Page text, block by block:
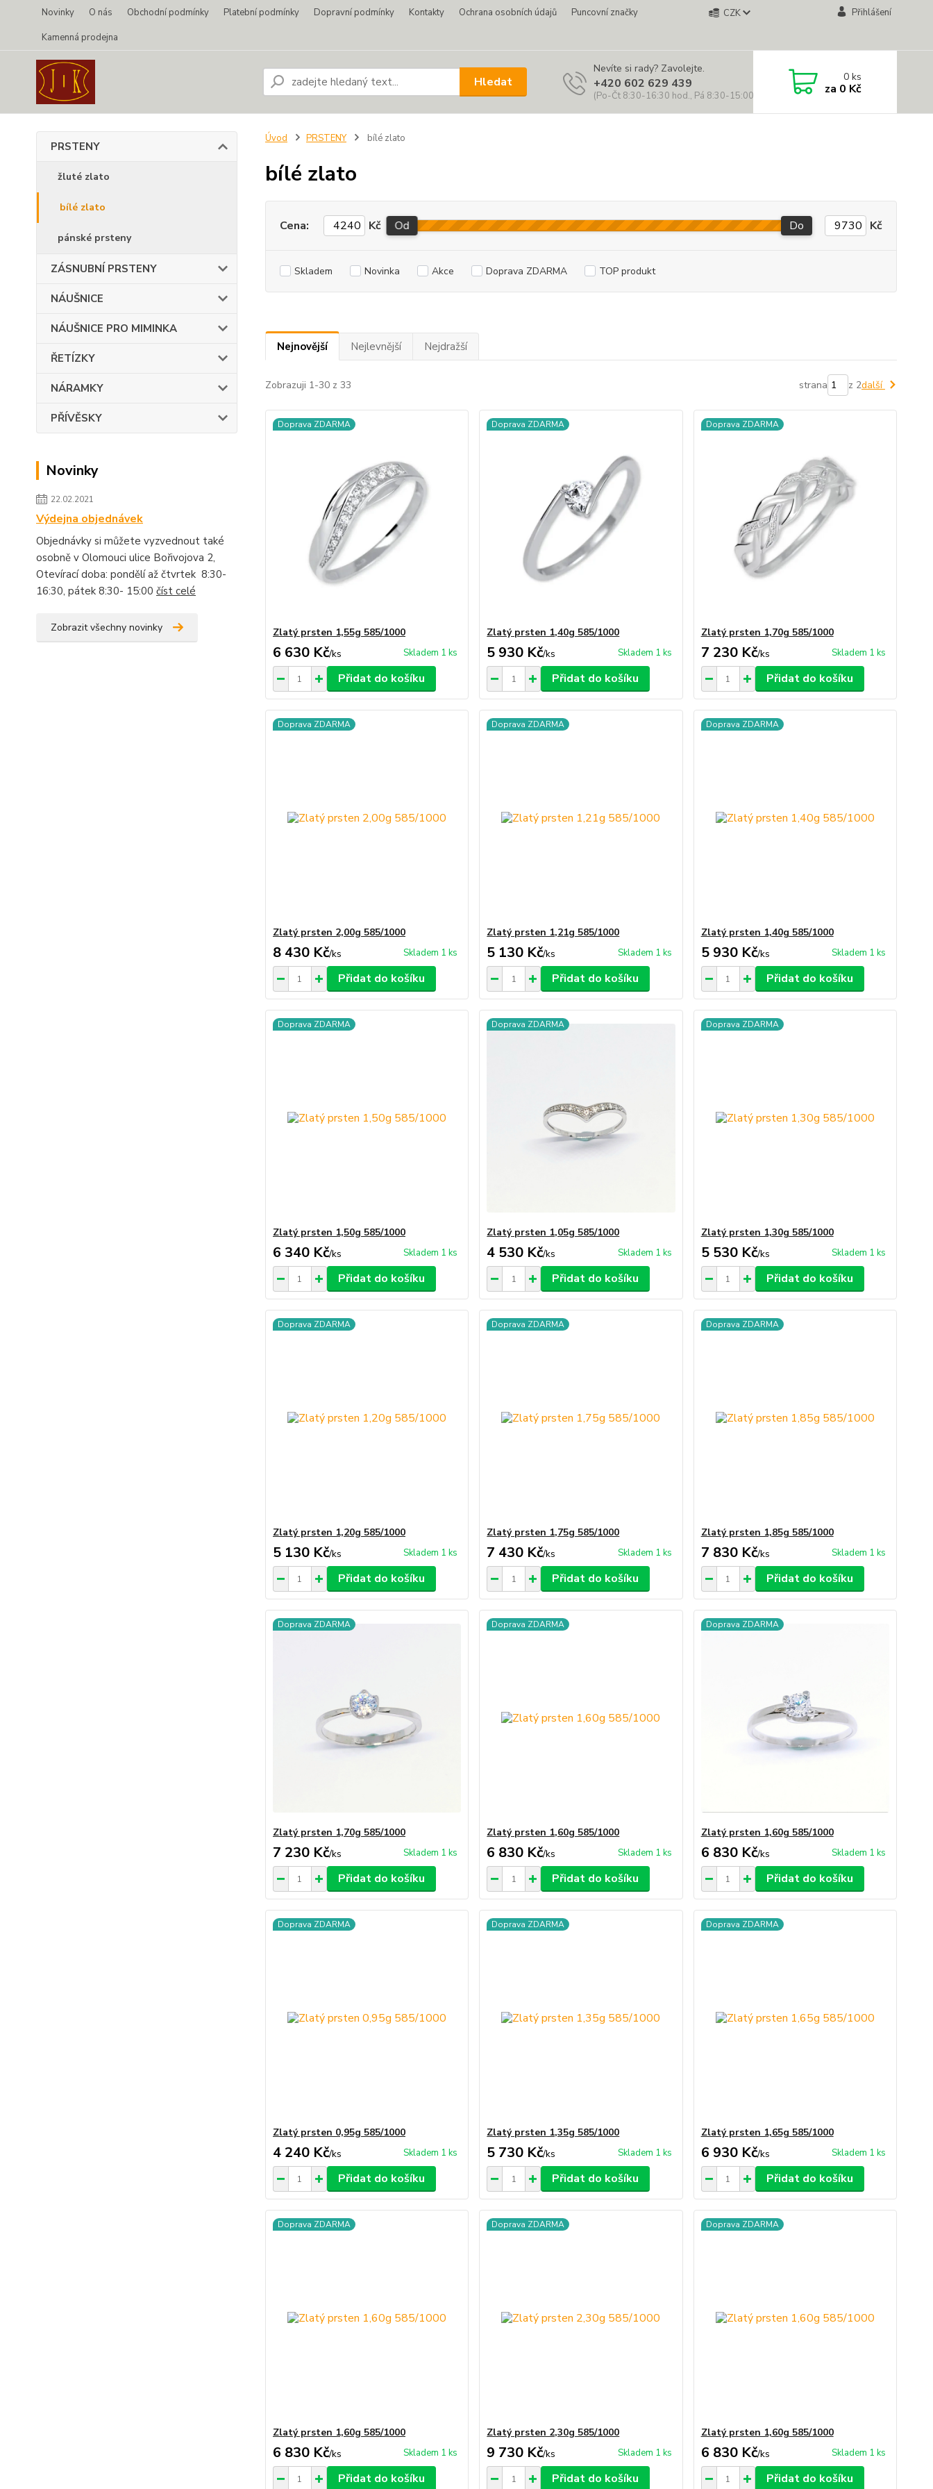
Novinky O nás Obchodní podmínky Platební podmínky Dopravní podmínky Kontakty Ochrana osobních údajů
Puncovní značky
Kamenná prodejna
CZK Přihlášení
Hledat
Nevíte si rady? Zavolejte.
+420 602 629 439
(Po-Čt 8:30-16:30 hod., Pá 8:30-15:00 hod.)
0ks
za 0 Kč
PRSTENY
žluté zlato
bílé zlato
pánské prsteny
ZÁSNUBNÍ PRSTENY
NÁUŠNICE
NÁUŠNICE PRO MIMINKA
ŘETÍZKY
NÁRAMKY
PŘÍVĚSKY
Novinky
22.02.2021
Výdejna objednávek
Objednávky si můžete vyzvednout také
osobně v Olomouci ulice Bořivojova 2,
Otevírací doba: pondělí až čtvrtek 8:30-
16:30, pátek 8:30- 15:00 číst celé
Zobrazit všechny novinky
Úvod PRSTENY bílé zlato
bílé zlato
Cena: Kč Od Do Kč
Skladem Novinka Akce Doprava ZDARMA TOP produkt
Nejnovější Nejlevnější Nejdražší
Zobrazuji 1-30 z 33 strana z 2další
Doprava ZDARMA
Zlatý prsten 1,55g 585/1000
6 630 Kč/ks Skladem 1 ks
Přidat do košíku
Doprava ZDARMA
Zlatý prsten 1,40g 585/1000
5 930 Kč/ks Skladem 1 ks
Přidat do košíku
Doprava ZDARMA
Zlatý prsten 1,70g 585/1000
7 230 Kč/ks Skladem 1 ks
Přidat do košíku
Doprava ZDARMA
Zlatý prsten 2,00g 585/1000
8 430 Kč/ks Skladem 1 ks
Přidat do košíku
Doprava ZDARMA
Zlatý prsten 1,21g 585/1000
5 130 Kč/ks Skladem 1 ks
Přidat do košíku
Doprava ZDARMA
Zlatý prsten 1,40g 585/1000
5 930 Kč/ks Skladem 1 ks
Přidat do košíku
Doprava ZDARMA
Zlatý prsten 1,50g 585/1000
6 340 Kč/ks Skladem 1 ks
Přidat do košíku
Doprava ZDARMA
Zlatý prsten 1,05g 585/1000
4 530 Kč/ks Skladem 1 ks
Přidat do košíku
Doprava ZDARMA
Zlatý prsten 1,30g 585/1000
5 530 Kč/ks Skladem 1 ks
Přidat do košíku
Doprava ZDARMA
Zlatý prsten 1,20g 585/1000
5 130 Kč/ks Skladem 1 ks
Přidat do košíku
Doprava ZDARMA
Zlatý prsten 1,75g 585/1000
7 430 Kč/ks Skladem 1 ks
Přidat do košíku
Doprava ZDARMA
Zlatý prsten 1,85g 585/1000
7 830 Kč/ks Skladem 1 ks
Přidat do košíku
Doprava ZDARMA
Zlatý prsten 1,70g 585/1000
7 230 Kč/ks Skladem 1 ks
Přidat do košíku
Doprava ZDARMA
Zlatý prsten 1,60g 585/1000
6 830 Kč/ks Skladem 1 ks
Přidat do košíku
Doprava ZDARMA
Zlatý prsten 1,60g 585/1000
6 830 Kč/ks Skladem 1 ks
Přidat do košíku
Doprava ZDARMA
Zlatý prsten 0,95g 585/1000
4 240 Kč/ks Skladem 1 ks
Přidat do košíku
Doprava ZDARMA
Zlatý prsten 1,35g 585/1000
5 730 Kč/ks Skladem 1 ks
Přidat do košíku
Doprava ZDARMA
Zlatý prsten 1,65g 585/1000
6 930 Kč/ks Skladem 1 ks
Přidat do košíku
Doprava ZDARMA
Zlatý prsten 1,60g 585/1000
6 830 Kč/ks Skladem 1 ks
Přidat do košíku
Doprava ZDARMA
Zlatý prsten 2,30g 585/1000
9 730 Kč/ks Skladem 1 ks
Přidat do košíku
Doprava ZDARMA
Zlatý prsten 1,60g 585/1000
6 830 Kč/ks Skladem 1 ks
Přidat do košíku